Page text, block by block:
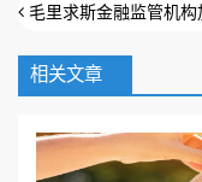
毛里求斯金融监管机构加入
相关文章